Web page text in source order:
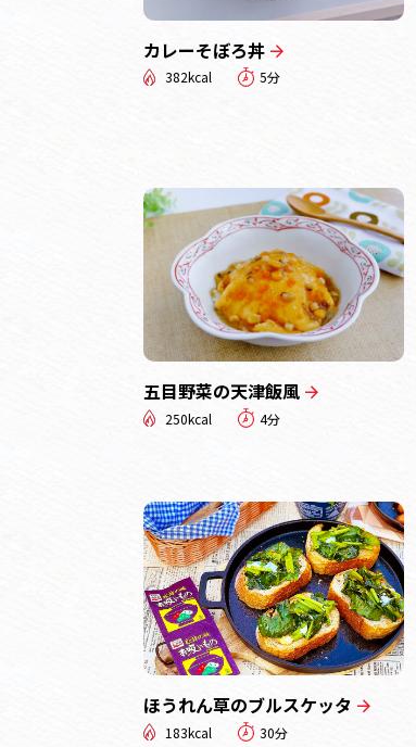
カレーそぼろ丼
382kcal 5分
五目野菜の天津飯風
250kcal 4分
ほうれん草のブルスケッタ
183kcal 30分